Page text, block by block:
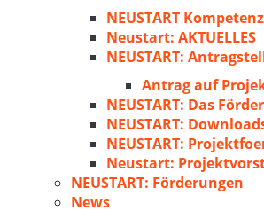
NEUSTART
Neustart: AKTUELLES
NEUSTART:
Antrag auf
NEUSTART: Das
NEUSTART:
NEUSTART:
Neustart:
NEUSTART: Förderungen
News